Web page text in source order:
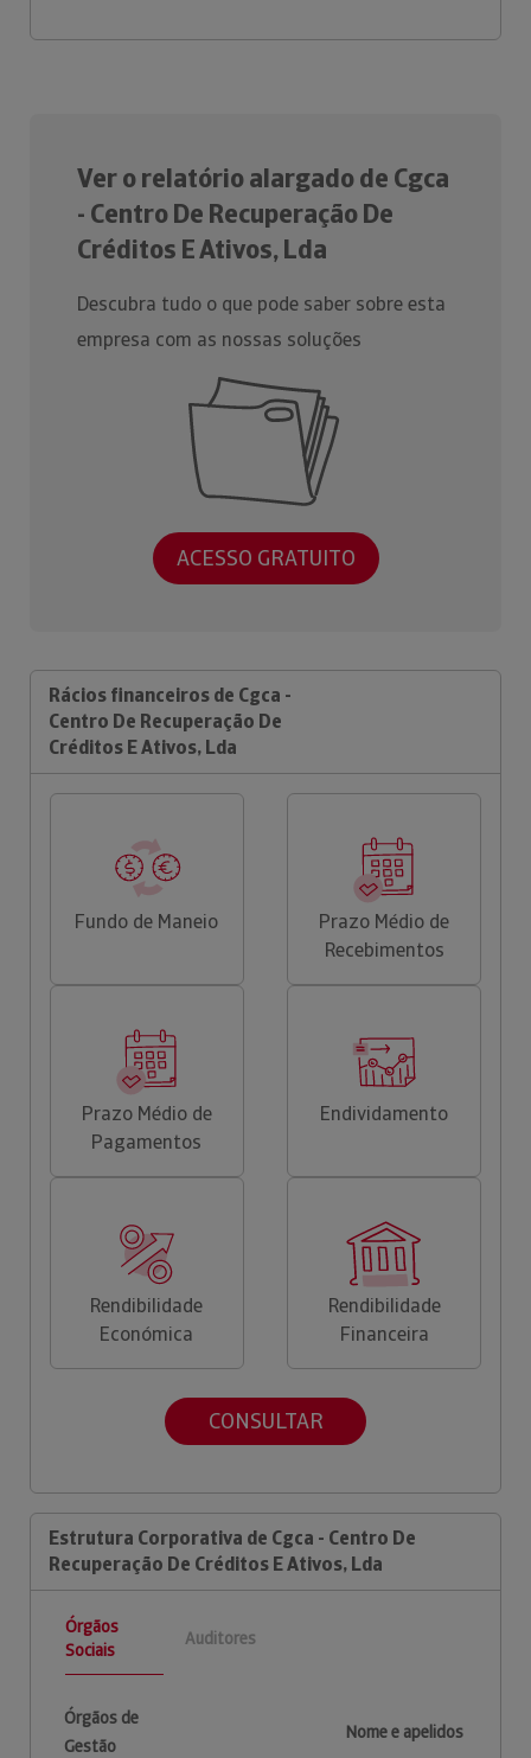
Ver o relatório alargado de Cgca
- Centro De Recuperação De
Créditos E Ativos, Lda
Descubra tudo o que pode saber sobre esta
empresa com as nossas soluções
ACESSO GRATUITO
Rácios financeiros de Cgca -
Centro De Recuperação De
Créditos E Ativos, Lda
Fundo de Maneio
Prazo Médio de
Recebimentos
Prazo Médio de
Pagamentos
Endividamento
Rendibilidade
Económica
Rendibilidade
Financeira
CONSULTAR
Estrutura Corporativa de Cgca - Centro De
Recuperação De Créditos E Ativos, Lda
Órgãos
Sociais
Auditores
Órgãos de
Gestão
Nome e apelidos